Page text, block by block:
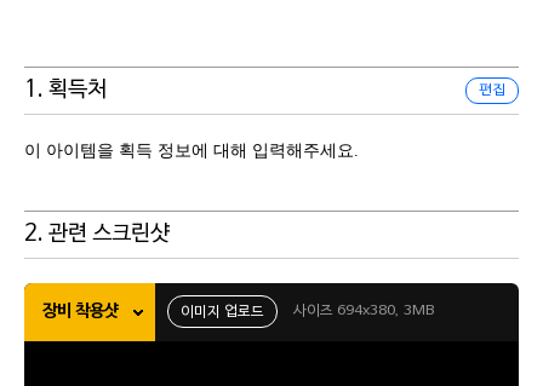
1. 획득처 편집
이 아이템을 획득 정보에 대해 입력해주세요.
2. 관련 스크린샷
장비 착용샷 이미지 업로드 사이즈 694x380, 3MB